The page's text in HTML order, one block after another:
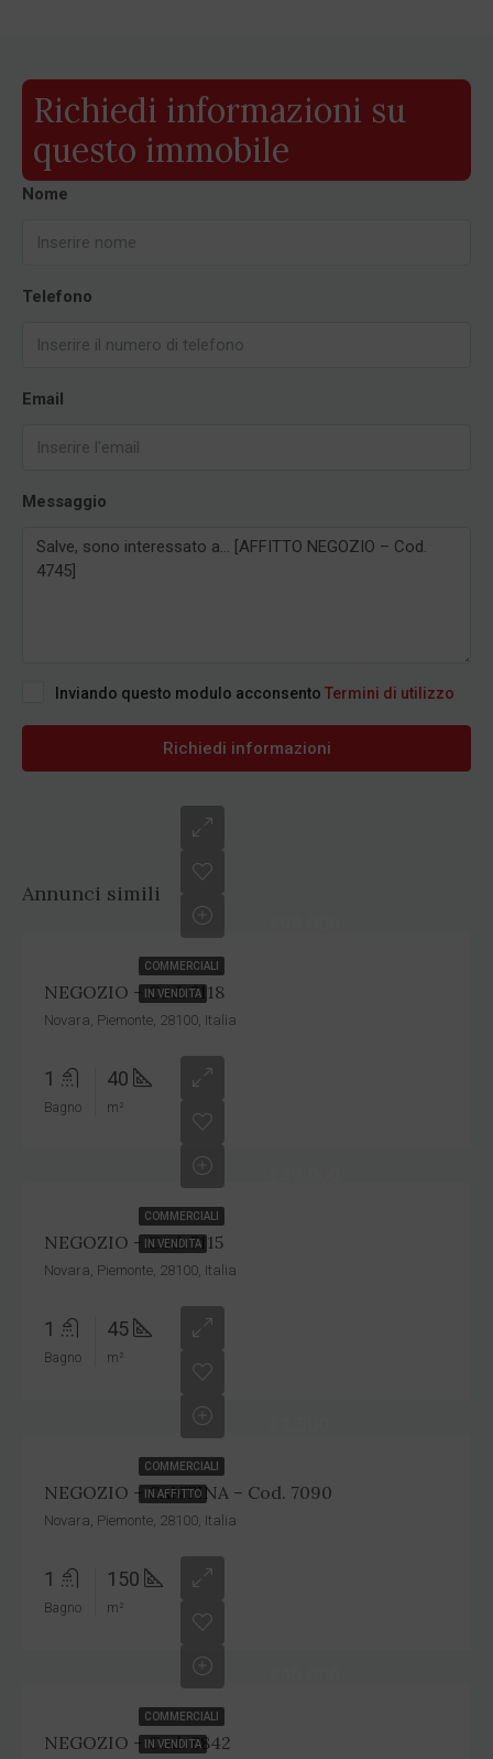
Richiedi informazioni su
questo immobile
Nome
Telefono
Email
Messaggio
Inviando questo modulo acconsento Termini di utilizzo
Richiedi informazioni
Annunci simili
COMMERCIALI
IN VENDITA
NEGOZIO – Cod. 7118
Novara, Piemonte, 28100, Italia
1
Bagno
40
m²
COMMERCIALI
IN VENDITA
NEGOZIO – Cod. 7115
Novara, Piemonte, 28100, Italia
1
Bagno
45
m²
COMMERCIALI
IN AFFITTO
NEGOZIO – CANTINA – Cod. 7090
Novara, Piemonte, 28100, Italia
1
Bagno
150
m²
COMMERCIALI
IN VENDITA
NEGOZIO – Cod. 6842